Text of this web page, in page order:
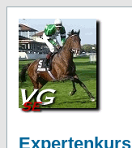
Expertenkurs